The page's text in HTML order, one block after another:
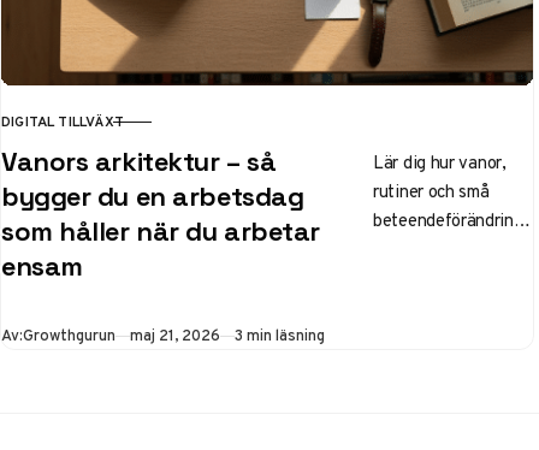
KATEGORI
DIGITAL TILLVÄXT
Vanors arkitektur – så
bygger du en arbetsdag
som håller när du arbetar
ensam
Lär dig hur vanor,
rutiner och små
beteendeförändringa
Av:Growthgurun Publicerad
maj 21, 2026 3 min läsning